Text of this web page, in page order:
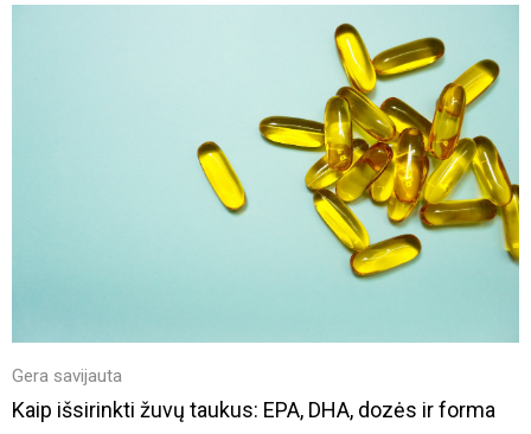
Gera savijauta
Kaip išsirinkti žuvų taukus: EPA, DHA, dozės ir forma